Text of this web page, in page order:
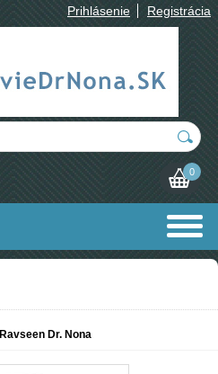
Prihlásenie Registrácia
0
Ravseen Dr. Nona